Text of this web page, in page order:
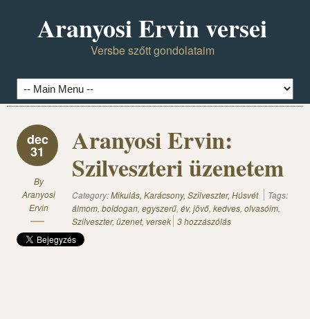
Aranyosi Ervin versei
Versbe szőtt gondolataim
dec
31
By
Aranyosi
Ervin
Aranyosi Ervin:
Szilveszteri üzenetem
Category:Mikulás, Karácsony, Szilveszter, Húsvét
Tags:
álmom, boldogan, egyszerű, év, jövő, kedves, olvasóim,
Szilveszter, üzenet, versek 3 hozzászólás